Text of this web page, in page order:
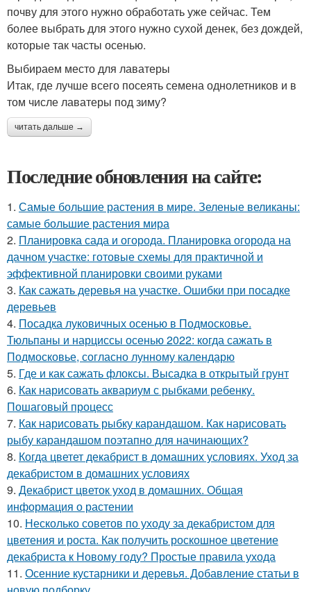
почву для этого нужно обработать уже сейчас. Тем
более выбрать для этого нужно сухой денек, без дождей,
которые так часты осенью.
Выбираем место для лаватеры
Итак, где лучше всего посеять семена однолетников и в
том числе лаватеры под зиму?
читать дальше →
Последние обновления на сайте:
1. Самые большие растения в мире. Зеленые великаны:
самые большие растения мира
2. Планировка сада и огорода. Планировка огорода на
дачном участке: готовые схемы для практичной и
эффективной планировки своими руками
3. Как сажать деревья на участке. Ошибки при посадке
деревьев
4. Посадка луковичных осенью в Подмосковье.
Тюльпаны и нарциссы осенью 2022: когда сажать в
Подмосковье, согласно лунному календарю
5. Где и как сажать флоксы. Высадка в открытый грунт
6. Как нарисовать аквариум с рыбками ребенку.
Пошаговый процесс
7. Как нарисовать рыбку карандашом. Как нарисовать
рыбу карандашом поэтапно для начинающих?
8. Когда цветет декабрист в домашних условиях. Уход за
декабристом в домашних условиях
9. Декабрист цветок уход в домашних. Общая
информация о растении
10. Несколько советов по уходу за декабристом для
цветения и роста. Как получить роскошное цветение
декабриста к Новому году? Простые правила ухода
11. Осенние кустарники и деревья. Добавление статьи в